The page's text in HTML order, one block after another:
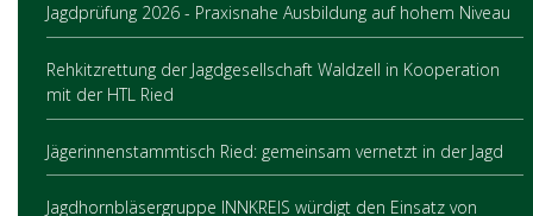
Jagdprüfung 2026 - Praxisnahe Ausbildung auf hohem Niveau
Rehkitzrettung der Jagdgesellschaft Waldzell in Kooperation
mit der HTL Ried
Jägerinnenstammtisch Ried: gemeinsam vernetzt in der Jagd
Jagdhornbläsergruppe INNKREIS würdigt den Einsatz von